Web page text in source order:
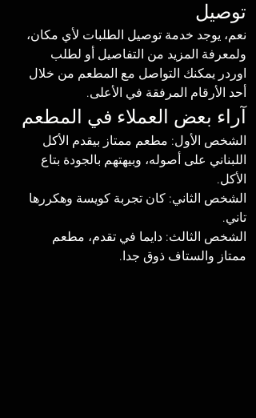
توصيل
نعم، يوجد خدمة توصيل الطلبات لأي مكان،
ولمعرفة المزيد من التفاصيل أو لطلب
اوردر يمكنك التواصل مع المطعم من خلال
أحد الأرقام المرفقة في الأعلى.
آراء بعض العملاء في المطعم
الشخص الأول: مطعم ممتاز بيقدم الأكل
اللبناني على أصوله، وبيهتهم بالجودة بتاع
الأكل.
الشخص الثاني: كان تجربة كويسة وهكررها
تاني.
الشخص الثالث: دايما في تقدم، مطعم
ممتاز والستاف ذوق جدا.